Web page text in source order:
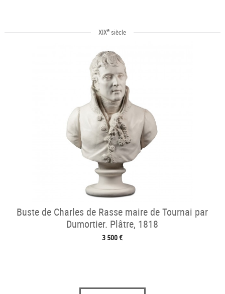
XIXe siècle
Buste de Charles de Rasse maire de Tournai par
Dumortier. Plâtre, 1818
3 500 €